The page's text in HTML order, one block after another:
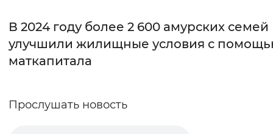
Без засечек С засечками
В 2024 году более 2 600 амурских семей
улучшили жилищные условия с
маткапитала
Прослушать новость